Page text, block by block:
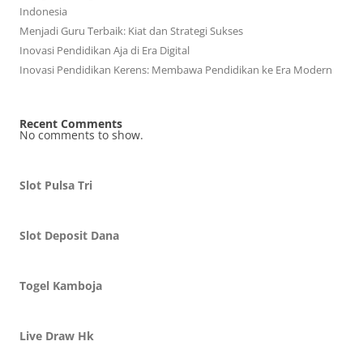
Indonesia
Menjadi Guru Terbaik: Kiat dan Strategi Sukses
Inovasi Pendidikan Aja di Era Digital
Inovasi Pendidikan Kerens: Membawa Pendidikan ke Era Modern
Recent Comments
No comments to show.
Slot Pulsa Tri
Slot Deposit Dana
Togel Kamboja
Live Draw Hk